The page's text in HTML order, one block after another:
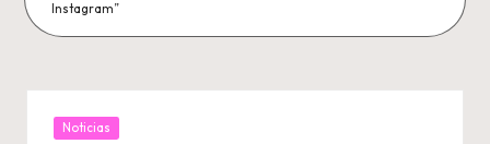
Instagram”
Publicada
Noticias